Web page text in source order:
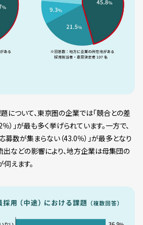
ついて、東京圏の企業では「競合との差
）」が最も多く挙げられています。一方で、
数が集まらない（43.0％）」が最多となり
出などの影響により、地方企業は母集団の
えます。